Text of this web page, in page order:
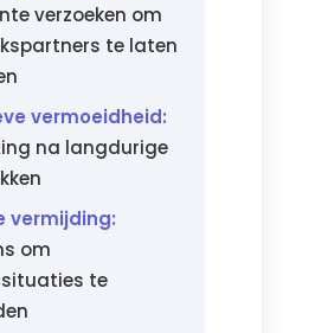
verzoeken om
te laten
vermoeidheid:
na langdurige
vermijding:
om
te